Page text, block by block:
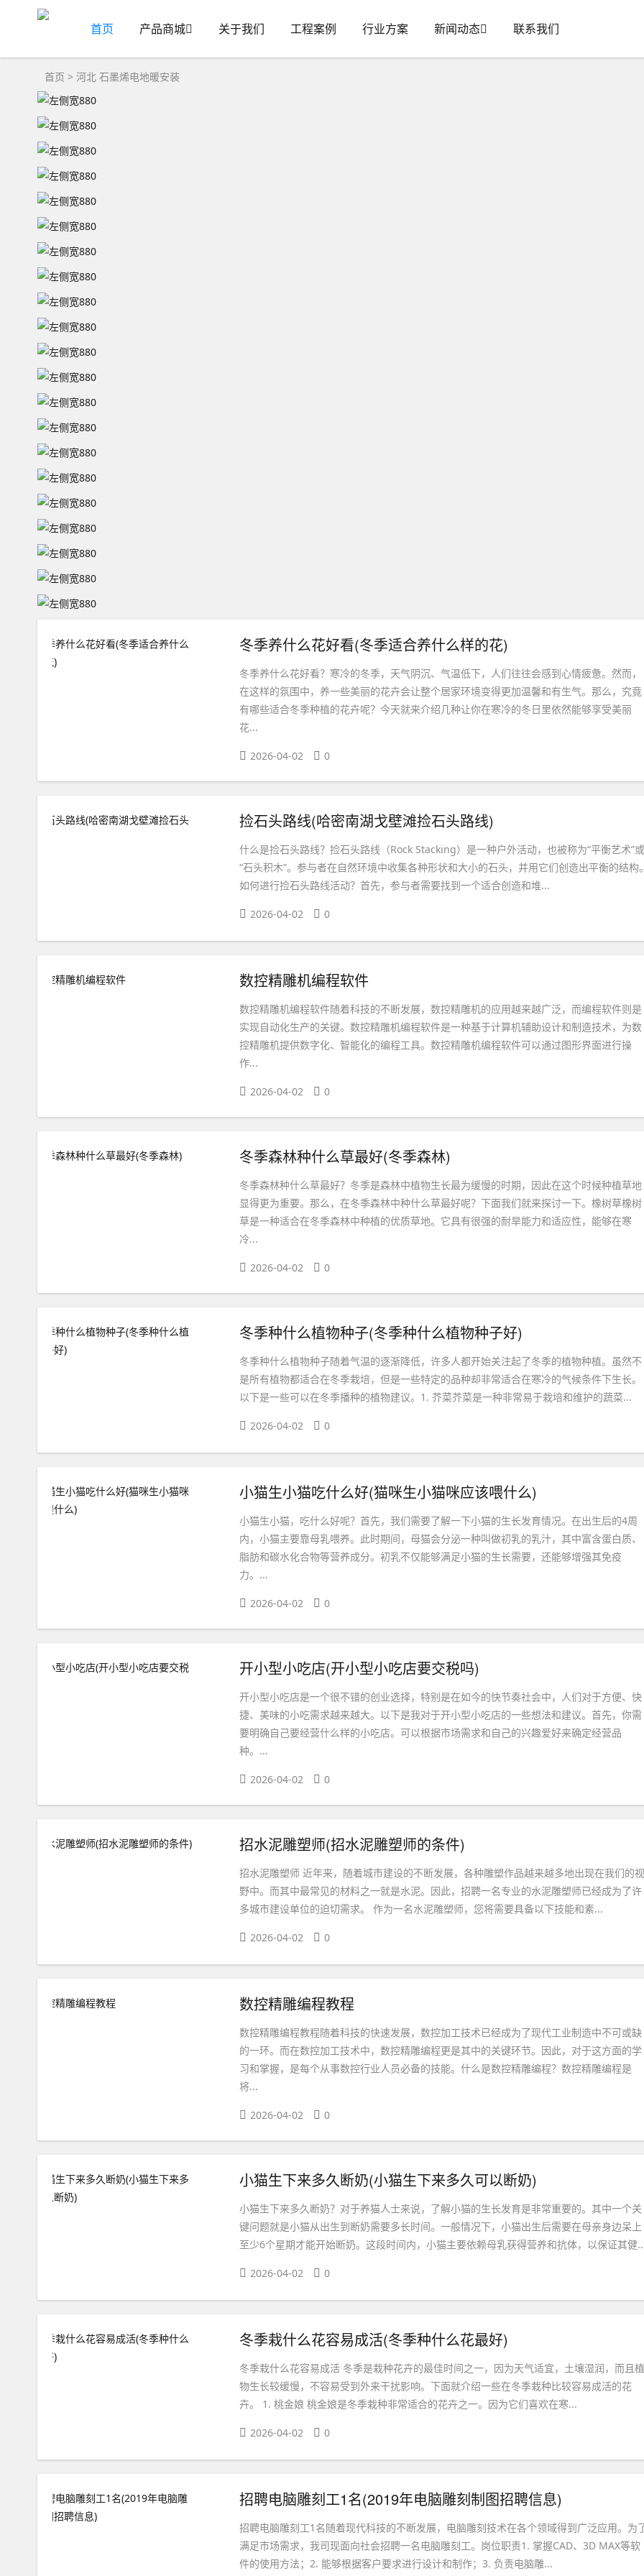
首页 产品商城 关于我们 工程案例 行业方案 新闻动态 联系我们
首页 > 河北 石墨烯电地暖安装
冬季养什么花好看(冬季适合养什么样的花)
冬季养什么花好看？寒冷的冬季，天气阴沉、气温低下，人们往往会感到心情疲惫。然而，
在这样的氛围中，养一些美丽的花卉会让整个居家环境变得更加温馨和有生气。那么，究竟
有哪些适合冬季种植的花卉呢？今天就来介绍几种让你在寒冷的冬日里依然能够享受美丽
花...
2026-04-02 0
捡石头路线(哈密南湖戈壁滩捡石头路线)
什么是捡石头路线？捡石头路线（Rock Stacking）是一种户外活动，也被称为“平衡艺术”或
“石头积木”。参与者在自然环境中收集各种形状和大小的石头，并用它们创造出平衡的结构
如何进行捡石头路线活动？首先，参与者需要找到一个适合创造和堆...
2026-04-02 0
数控精雕机编程软件
数控精雕机编程软件随着科技的不断发展，数控精雕机的应用越来越广泛，而编程软件则是
实现自动化生产的关键。数控精雕机编程软件是一种基于计算机辅助设计和制造技术，为数
控精雕机提供数字化、智能化的编程工具。数控精雕机编程软件可以通过图形界面进行操
作...
2026-04-02 0
冬季森林种什么草最好(冬季森林)
冬季森林种什么草最好？冬季是森林中植物生长最为缓慢的时期，因此在这个时候种植草地
显得更为重要。那么，在冬季森林中种什么草最好呢？下面我们就来探讨一下。橡树草橡树
草是一种适合在冬季森林中种植的优质草地。它具有很强的耐旱能力和适应性，能够在寒
冷...
2026-04-02 0
冬季种什么植物种子(冬季种什么植物种子好)
冬季种什么植物种子随着气温的逐渐降低，许多人都开始关注起了冬季的植物种植。虽然不
是所有植物都适合在冬季栽培，但是一些特定的品种却非常适合在寒冷的气候条件下生长。
以下是一些可以在冬季播种的植物建议。1. 芥菜芥菜是一种非常易于栽培和维护的蔬菜...
2026-04-02 0
小猫生小猫吃什么好(猫咪生小猫咪应该喂什么)
小猫生小猫，吃什么好呢？首先，我们需要了解一下小猫的生长发育情况。在出生后的4周
内，小猫主要靠母乳喂养。此时期间，母猫会分泌一种叫做初乳的乳汁，其中富含蛋白质、
脂肪和碳水化合物等营养成分。初乳不仅能够满足小猫的生长需要，还能够增强其免疫
力。...
2026-04-02 0
开小型小吃店(开小型小吃店要交税吗)
开小型小吃店是一个很不错的创业选择，特别是在如今的快节奏社会中，人们对于方便、快
捷、美味的小吃需求越来越大。以下是我对于开小型小吃店的一些想法和建议。首先，你需
要明确自己要经营什么样的小吃店。可以根据市场需求和自己的兴趣爱好来确定经营品
种。...
2026-04-02 0
招水泥雕塑师(招水泥雕塑师的条件)
招水泥雕塑师 近年来，随着城市建设的不断发展，各种雕塑作品越来越多地出现在我们的视
野中。而其中最常见的材料之一就是水泥。因此，招聘一名专业的水泥雕塑师已经成为了许
多城市建设单位的迫切需求。 作为一名水泥雕塑师，您将需要具备以下技能和素...
2026-04-02 0
数控精雕编程教程
数控精雕编程教程随着科技的快速发展，数控加工技术已经成为了现代工业制造中不可或缺
的一环。而在数控加工技术中，数控精雕编程更是其中的关键环节。因此，对于这方面的学
习和掌握，是每个从事数控行业人员必备的技能。什么是数控精雕编程？数控精雕编程是
将...
2026-04-02 0
小猫生下来多久断奶(小猫生下来多久可以断奶)
小猫生下来多久断奶？对于养猫人士来说，了解小猫的生长发育是非常重要的。其中一个关
键问题就是小猫从出生到断奶需要多长时间。一般情况下，小猫出生后需要在母亲身边呆上
至少6个星期才能开始断奶。这段时间内，小猫主要依赖母乳获得营养和抗体，以保证其健
2026-04-02 0
冬季栽什么花容易成活(冬季种什么花最好)
冬季栽什么花容易成活 冬季是栽种花卉的最佳时间之一，因为天气适宜，土壤湿润，而且植
物生长较缓慢，不容易受到外来干扰影响。下面就介绍一些在冬季栽种比较容易成活的花
卉。 1. 桃金娘 桃金娘是冬季栽种非常适合的花卉之一。因为它们喜欢在寒...
2026-04-02 0
招聘电脑雕刻工1名(2019年电脑雕刻制图招聘信息)
招聘电脑雕刻工1名随着现代科技的不断发展，电脑雕刻技术在各个领域得到广泛应用。为
满足市场需求，我司现面向社会招聘一名电脑雕刻工。岗位职责1. 掌握CAD、3D MAX等软
件的使用方法；2. 能够根据客户要求进行设计和制作；3. 负责电脑雕...